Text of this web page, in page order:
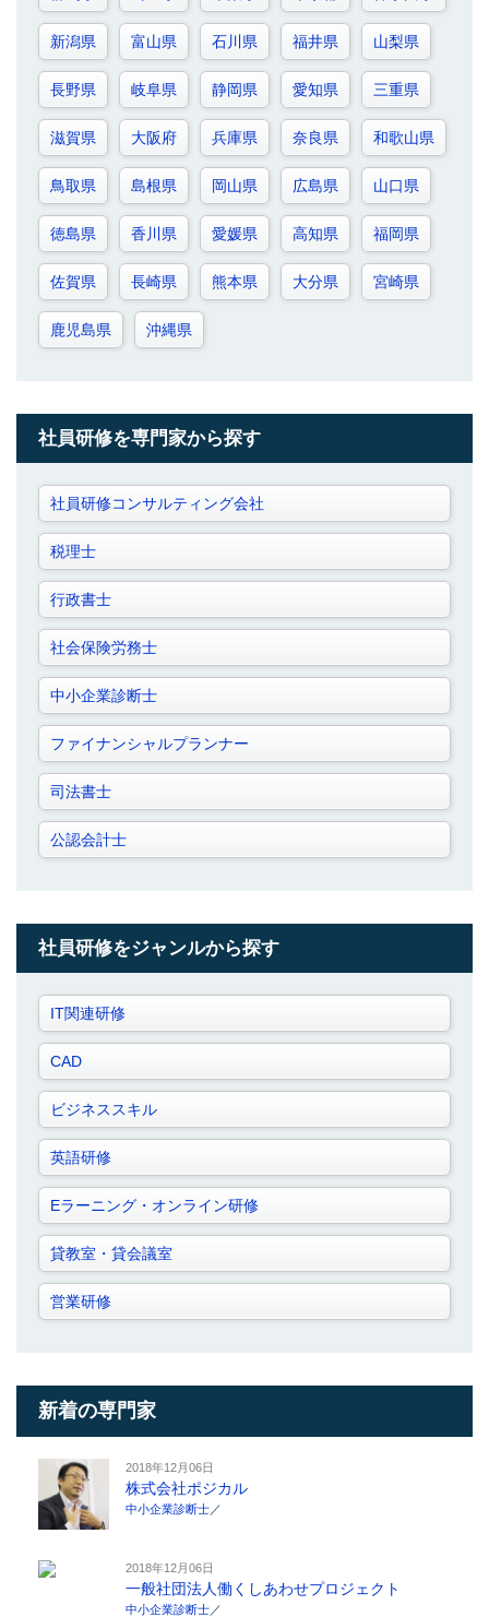
新潟県 富山県 石川県 福井県 山梨県
長野県 岐阜県 静岡県 愛知県 三重県
滋賀県 大阪府 兵庫県 奈良県 和歌山県
鳥取県 島根県 岡山県 広島県 山口県
徳島県 香川県 愛媛県 高知県 福岡県
佐賀県 長崎県 熊本県 大分県 宮崎県
鹿児島県 沖縄県
社員研修を専門家から探す
社員研修コンサルティング会社
税理士
行政書士
社会保険労務士
中小企業診断士
ファイナンシャルプランナー
司法書士
公認会計士
社員研修をジャンルから探す
IT関連研修
CAD
ビジネススキル
英語研修
Eラーニング・オンライン研修
貸教室・貸会議室
営業研修
新着の専門家
2018年12月06日
株式会社ポジカル
中小企業診断士 ／
2018年12月06日
一般社団法人働くしあわせプロジェクト
中小企業診断士 ／